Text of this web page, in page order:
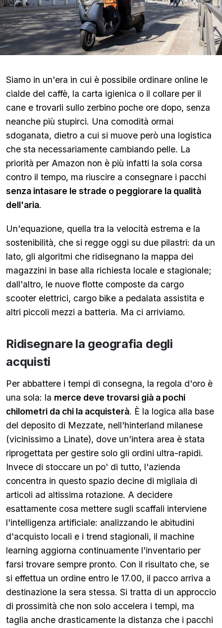
Siamo in un'era in cui è possibile ordinare online le
cialde del caffè, la carta igienica o il collare per il
cane e trovarli sullo zerbino poche ore dopo, senza
neanche più stupirci. Una comodità ormai
sdoganata, dietro a cui si muove però una logistica
che sta necessariamente cambiando pelle. La
priorità per Amazon non è più infatti la sola corsa
contro il tempo, ma riuscire a consegnare i pacchi
senza intasare le strade o peggiorare la qualità
dell'aria.
Un'equazione, quella tra la velocità estrema e la
sostenibilità, che si regge oggi su due pilastri: da un
lato, gli algoritmi che ridisegnano la mappa dei
magazzini in base alla richiesta locale e stagionale;
dall'altro, le nuove flotte composte da cargo
scooter elettrici, cargo bike a pedalata assistita e
altri piccoli mezzi a batteria. Ma ci arriviamo.
Ridisegnare la geografia degli
acquisti
Per abbattere i tempi di consegna, la regola d'oro è
una sola: la merce deve trovarsi già a pochi
chilometri da chi la acquisterà. È la logica alla base
del deposito di Mezzate, nell'hinterland milanese
(vicinissimo a Linate), dove un'intera area è stata
riprogettata per gestire solo gli ordini ultra-rapidi.
Invece di stoccare un po' di tutto, l'azienda
concentra in questo spazio decine di migliaia di
articoli ad altissima rotazione. A decidere
esattamente cosa mettere sugli scaffali interviene
l'intelligenza artificiale: analizzando le abitudini
d'acquisto locali e i trend stagionali, il machine
learning aggiorna continuamente l'inventario per
farsi trovare sempre pronto. Con il risultato che, se
si effettua un ordine entro le 17.00, il pacco arriva a
destinazione la sera stessa. Si tratta di un approccio
di prossimità che non solo accelera i tempi, ma
taglia anche drasticamente la distanza che i pacchi